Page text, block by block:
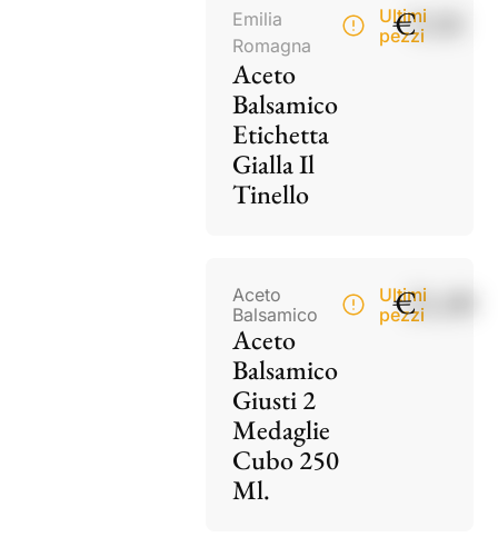
Emilia
Romagna
Aceto
Balsamico
Etichetta
Gialla Il
Tinello
Ultimi
pezzi
€9,50
Aceto
Balsamico
Aceto
Balsamico
Giusti 2
Medaglie
Cubo 250
Ml.
Ultimi
pezzi
€21,00